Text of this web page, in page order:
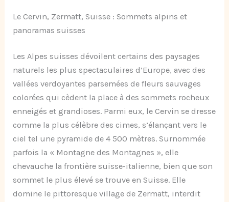
Le Cervin, Zermatt, Suisse : Sommets alpins et
panoramas suisses
Les Alpes suisses dévoilent certains des paysages
naturels les plus spectaculaires d’Europe, avec des
vallées verdoyantes parsemées de fleurs sauvages
colorées qui cèdent la place à des sommets rocheux
enneigés et grandioses. Parmi eux, le Cervin se dresse
comme la plus célèbre des cimes, s’élançant vers le
ciel tel une pyramide de 4 500 mètres. Surnommée
parfois la « Montagne des Montagnes », elle
chevauche la frontière suisse-italienne, bien que son
sommet le plus élevé se trouve en Suisse. Elle
domine le pittoresque village de Zermatt, interdit